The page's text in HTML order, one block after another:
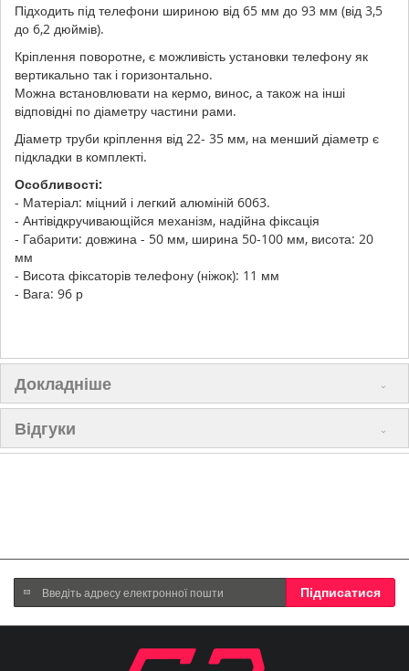
Підходить під телефони шириною від 65 мм до 93 мм (від 3,5
до 6,2 дюймів).
Кріплення поворотне, є можливість установки телефону як
вертикально так і горизонтально.
Можна встановлювати на кермо, винос, а також на інші
відповідні по діаметру частини рами.
Діаметр труби кріплення від 22- 35 мм, на менший діаметр є
підкладки в комплекті.
Особливості:
- Матеріал: міцний і легкий алюміній 6063.
- Антівідкручивающійся механізм, надійна фіксація
- Габарити: довжина - 50 мм, ширина 50-100 мм, висота: 20
мм
- Висота фіксаторів телефону (ніжок): 11 мм
- Вага: 96 р
Докладніше
Відгуки
Підпишіться
на
нашу
Підписатися